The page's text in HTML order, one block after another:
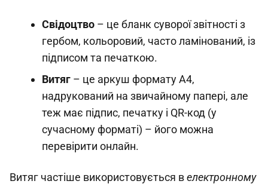
Свідоцтво – це бланк суворої звітності з
гербом, кольоровий, часто ламінований, із
підписом та печаткою.
Витяг – це аркуш формату А4,
надрукований на звичайному папері, але
теж має підпис, печатку і QR-код (у
сучасному форматі) – його можна
перевірити онлайн.
Витяг частіше використовується велектронному